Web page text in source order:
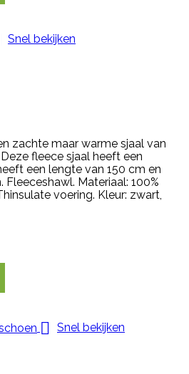
Snel bekijken
zachte maar warme sjaal van
fleece sjaal heeft een
een lengte van 150 cm en
Materiaal: 100%
voering. Kleur: zwart,

Snel bekijken